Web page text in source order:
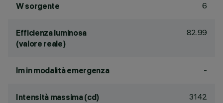
W sorgente 6
Efficienza luminosa
(valore reale)
82.99
lm in modalità emergenza -
Intensità massima (cd) 3142